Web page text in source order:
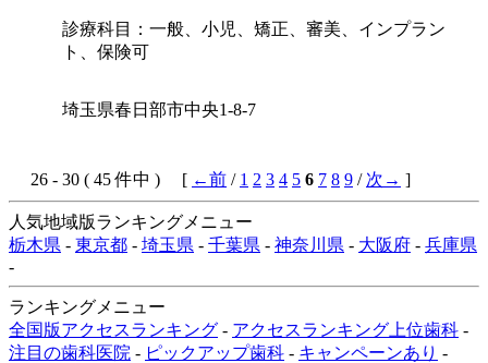
診療科目：一般、小児、矯正、審美、インプラン
ト、保険可
埼玉県春日部市中央1-8-7
26 - 30 ( 45 件中 ) [ ←前 / 1 2 3 4 5 6 7 8 9 / 次→ ]
人気地域版ランキングメニュー
栃木県 - 東京都 - 埼玉県 - 千葉県 - 神奈川県 - 大阪府 - 兵庫県
-
ランキングメニュー
全国版アクセスランキング - アクセスランキング上位歯科 -
注目の歯科医院 - ピックアップ歯科 - キャンペーンあり -